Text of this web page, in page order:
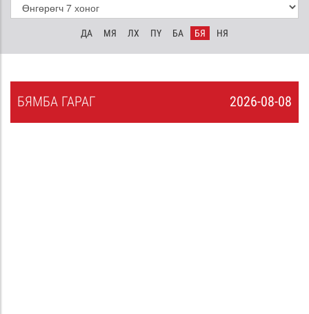
ДА МЯ ЛХ ПҮ БА БЯ НЯ
2026-08-08
БЯМБА ГАРАГ